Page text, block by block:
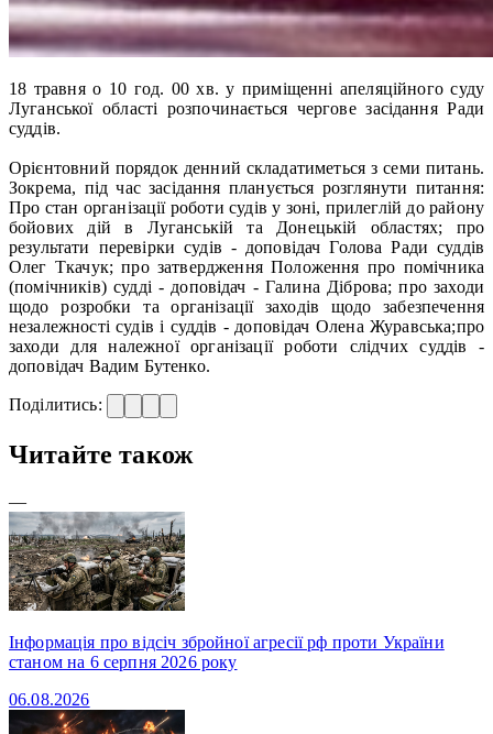
18 травня о 10 год. 00 хв. у приміщенні апеляційного суду
Луганської області розпочинається чергове засідання Ради
суддів.
Орієнтовний порядок денний складатиметься з семи питань.
Зокрема, під час засідання планується розглянути питання:
Про стан організації роботи судів у зоні, прилеглій до району
бойових дій в Луганській та Донецькій областях; про
результати перевірки судів - доповідач Голова Ради суддів
Олег Ткачук; про затвердження Положення про помічника
(помічників) судді - доповідач - Галина Діброва; про заходи
щодо розробки та організації заходів щодо забезпечення
незалежності судів і суддів - доповідач Олена Журавська;про
заходи для належної організації роботи слідчих суддів -
доповідач Вадим Бутенко.
Поділитись:
Читайте також
—
Інформація про відсіч збройної агресії рф проти України
станом на 6 серпня 2026 року
06.08.2026